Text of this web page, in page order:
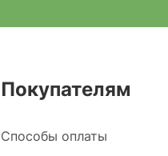
Покупателям
Способы оплаты